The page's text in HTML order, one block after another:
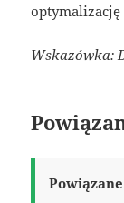
Wskazówka: